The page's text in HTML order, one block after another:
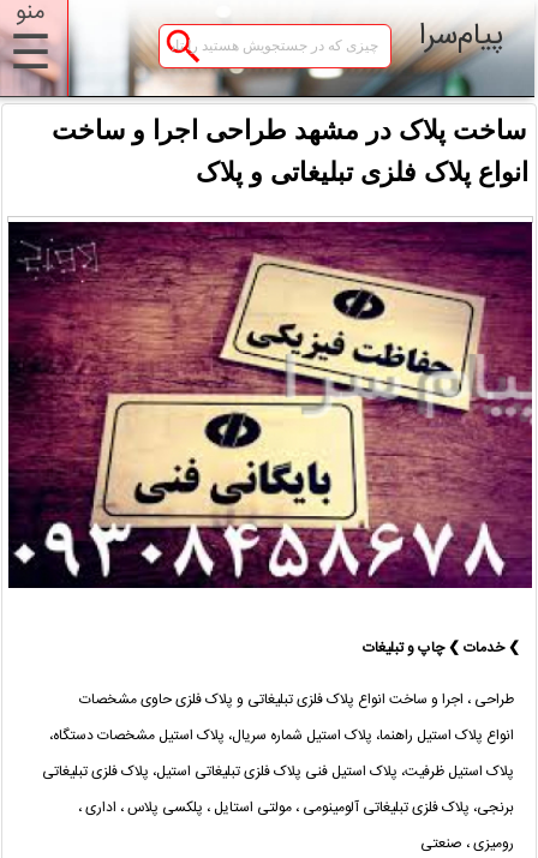
منو
☰ پیام‌سرا
ساخت پلاک در مشهد طراحی اجرا و ساخت
انواع پلاک فلزی تبلیغاتی و پلاک
❯ خدمات ❯ چاپ و تبلیغات
طراحی ، اجرا و ساخت انواع پلاک فلزی تبلیغاتی و پلاک فلزی حاوی مشخصات
انواع پلاک استیل راهنما، پلاک استیل شماره سریال، پلاک استیل مشخصات دستگاه،
پلاک استیل ظرفیت، پلاک استیل فنی پلاک فلزی تبلیغاتی استیل، پلاک فلزی تبلیغاتی
برنجی، پلاک فلزی تبلیغاتی آلومینومی ، مولتی استایل ، پلکسی پلاس ، اداری ،
رومیزی ، صنعتی